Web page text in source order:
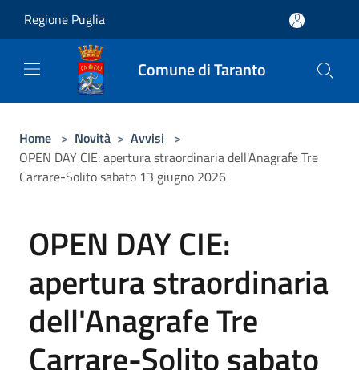
Regione Puglia
Comune di Taranto
Home > Novità > Avvisi >
OPEN DAY CIE: apertura straordinaria dell'Anagrafe Tre
Carrare-Solito sabato 13 giugno 2026
OPEN DAY CIE:
apertura straordinaria
dell'Anagrafe Tre
Carrare-Solito sabato